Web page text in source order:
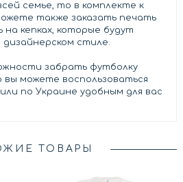
семье, то в комплекте к
также заказать печать
кепках, которые будут
стиле.
забрать футболку
можете воспользоваться
по Украине удобным для вас
ТОВАРЫ